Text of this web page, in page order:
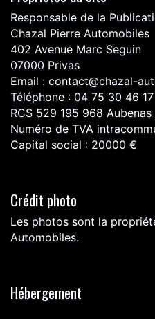
Responsable de la
Chazal Pierre Automobiles
402 Avenue Marc Seguin
07000 Privas
Email : contact@chazal-
Téléphone : 04 75 30 46 17
RCS 529 195 968 Aubenas
Numéro de TVA
Capital social : 20000 €
Crédit photo
Les photos sont la
Automobiles.
Hébergement